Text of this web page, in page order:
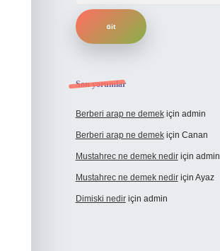
Son yorumlar
Berberi arap ne demekiçin admin
Berberi arap ne demekiçin Canan
Mustahrec ne demek nediriçin admin
Mustahrec ne demek nediriçin Ayaz
Dimiski nediriçin admin